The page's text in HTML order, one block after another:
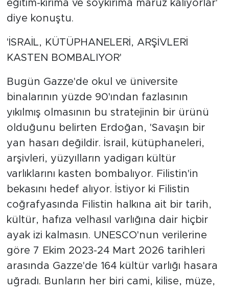
eğitim-kırıma ve soykırıma maruz kalıyorlar'
diye konuştu.
'İSRAİL, KÜTÜPHANELERİ, ARŞİVLERİ
KASTEN BOMBALIYOR'
Bugün Gazze'de okul ve üniversite
binalarının yüzde 90'ından fazlasının
yıkılmış olmasının bu stratejinin bir ürünü
olduğunu belirten Erdoğan, 'Savaşın bir
yan hasarı değildir. İsrail, kütüphaneleri,
arşivleri, yüzyılların yadigarı kültür
varlıklarını kasten bombalıyor. Filistin'in
bekasını hedef alıyor. İstiyor ki Filistin
coğrafyasında Filistin halkına ait bir tarih,
kültür, hafıza velhasıl varlığına dair hiçbir
ayak izi kalmasın. UNESCO'nun verilerine
göre 7 Ekim 2023-24 Mart 2026 tarihleri
arasında Gazze'de 164 kültür varlığı hasara
uğradı. Bunların her biri cami, kilise, müze,